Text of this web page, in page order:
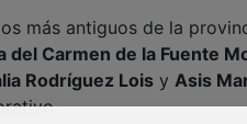
más antiguos de la
del Carmen de la Fuente
Rodríguez Lois y Asis